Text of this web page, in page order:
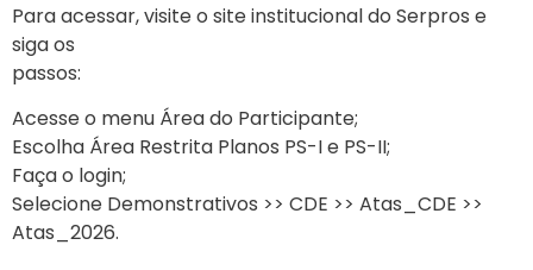
Para acessar, visite o site institucional do Serpros e
siga os
passos:
Acesse o menu Área do Participante;
Escolha Área Restrita Planos PS-I e PS-II;
Faça o login;
Selecione Demonstrativos >> CDE >> Atas_CDE >>
Atas_2026.